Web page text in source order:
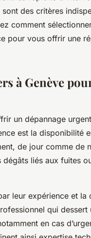
des critères
comment
pour vous offrir une
à Genève
un dépannage
est la disponibilité
de jour comme de
liés aux fuites
leur expérience et la
qui dessert
en cas